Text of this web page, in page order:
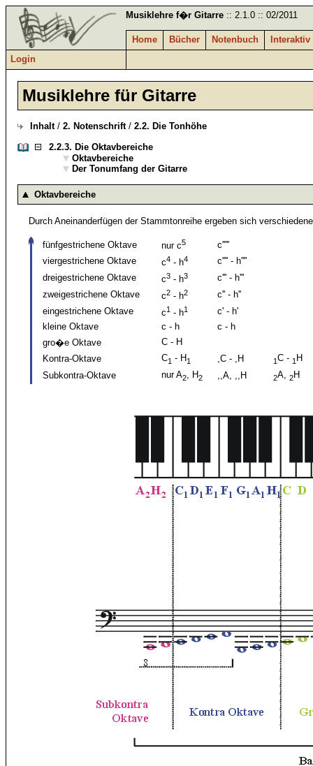
Musiklehre f�r Gitarre :: 2.1.0 :: 02/2011
Home Bücher Notenbuch
Interaktiv
Login
Musiklehre für Gitarre
Inhalt/2. Notenschrift/2.2. Die Tonhöhe
2.2.3. Die Oktavbereiche
Oktavbereiche
Der Tonumfang der Gitarre
Oktavbereiche
Durch Aneinanderfügen der Stammtonreihe ergeben sich
fünfgestrichene Oktave nur c5
c'''''
viergestrichene Oktave
c4 - h4
c'''' - h''''
dreigestrichene Oktave
c3 - h3
c''' - h'''
zweigestrichene Oktave
c2 - h2
c'' - h''
eingestrichene Oktave
c1 - h1
c' - h'
kleine Oktave
c - h
c - h
gro�e Oktave
C - H
Kontra-Oktave
C1 - H1 ,C - ,H 1C - 1 H
Subkontra-Oktave
nur A2, H2 ,,A, ,,H 2A,2H